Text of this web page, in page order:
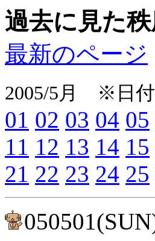
過去に見た秩
最新のページ
2005/5月 ※日付
01 02 03 04 05
11 12 13 14 15
21 22 23 24 25